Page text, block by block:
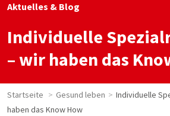
Aktuelles & Blog
Individuelle
– wir haben das
Startseite Gesund leben
Individuelle
haben das Know How